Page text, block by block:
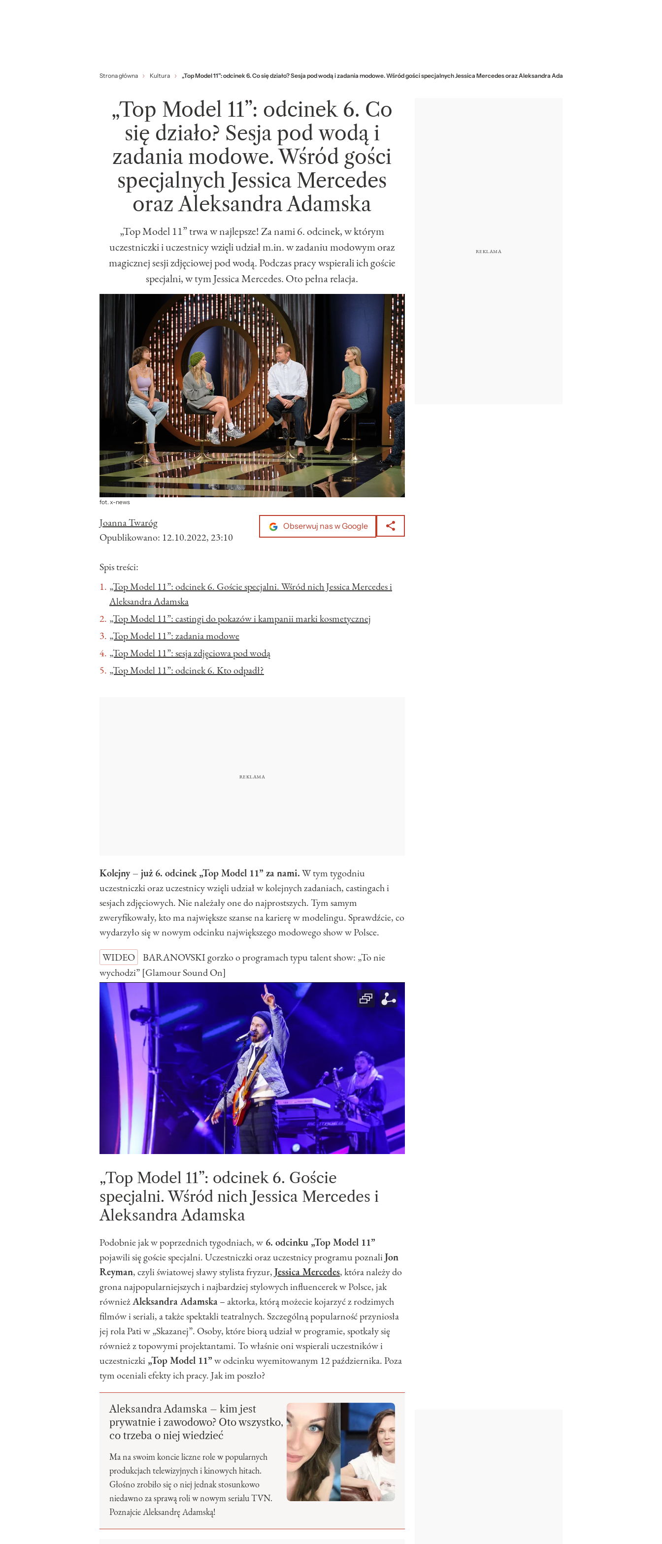
Strona główna Kultura „Top Model 11”: odcinek 6. Co się działo? Sesja pod wodą i zadania modowe. Wśród gości specjalnych Jessica Mercedes oraz Aleksandra Adamska
„Top Model 11”: odcinek 6. Co
się działo? Sesja pod wodą i
zadania modowe. Wśród gości
specjalnych Jessica Mercedes
oraz Aleksandra Adamska
„Top Model 11” trwa w najlepsze! Za nami 6. odcinek, w którym
uczestniczki i uczestnicy wzięli udział m.in. w zadaniu modowym oraz
magicznej sesji zdjęciowej pod wodą. Podczas pracy wspierali ich goście
specjalni, w tym Jessica Mercedes. Oto pełna relacja.
fot. x-news
Joanna Twaróg
Opublikowano: 12.10.2022, 23:10
Obserwuj nas w Google
Spis treści:
„Top Model 11”: odcinek 6. Goście specjalni. Wśród nich Jessica Mercedes i
Aleksandra Adamska
„Top Model 11”: castingi do pokazów i kampanii marki kosmetycznej
„Top Model 11”: zadania modowe
„Top Model 11”: sesja zdjęciowa pod wodą
„Top Model 11”: odcinek 6. Kto odpadł?
Kolejny – już 6. odcinek „Top Model 11” za nami.W tym tygodniu
uczestniczki oraz uczestnicy wzięli udział w kolejnych zadaniach, castingach i
sesjach zdjęciowych. Nie należały one do najprostszych. Tym samym
zweryfikowały, kto ma największe szanse na karierę w modelingu. Sprawdźcie, co
wydarzyło się w nowym odcinku największego modowego show w Polsce.
WIDEO
BARANOVSKI gorzko o programach typu talent show: „To nie
wychodzi” [Glamour Sound On]
„Top Model 11”: odcinek 6. Goście
specjalni. Wśród nich Jessica Mercedes i
Aleksandra Adamska
Podobnie jak w poprzednich tygodniach, w 6. odcinku „Top Model 11”
pojawili się goście specjalni. Uczestniczki oraz uczestnicy programu poznaliJon
Reyman, czyli światowej sławy stylista fryzur,Jessica Mercedes, która należy do
grona najpopularniejszych i najbardziej stylowych influencerek w Polsce, jak
równieżAleksandra Adamska– aktorka, którą możecie kojarzyć z rodzimych
filmów i seriali, a także spektakli teatralnych. Szczególną popularność przyniosła
jej rola Pati w „Skazanej”. Osoby, które biorą udział w programie, spotkały się
również z topowymi projektantami. To właśnie oni wspierali uczestników i
uczestniczki „Top Model 11”w odcinku wyemitowanym 12 października. Poza
tym oceniali efekty ich pracy. Jak im poszło?
Aleksandra Adamska – kim jest
prywatnie i zawodowo? Oto wszystko,
co trzeba o niej wiedzieć
Ma na swoim koncie liczne role w popularnych
produkcjach telewizyjnych i kinowych hitach.
Głośno zrobiło się o niej jednak stosunkowo
niedawno za sprawą roli w nowym serialu TVN.
Poznajcie Aleksandrę Adamską!